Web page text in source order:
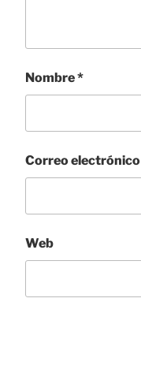
Nombre*
Correo electrónico
Web